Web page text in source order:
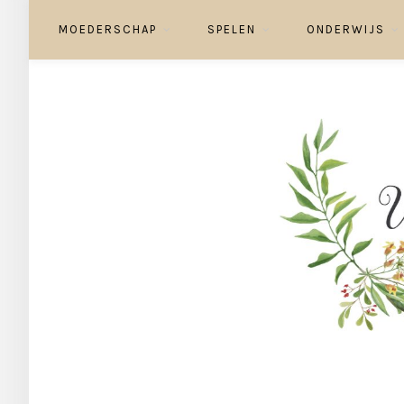
MOEDERSCHAP SPELEN ONDERWIJS